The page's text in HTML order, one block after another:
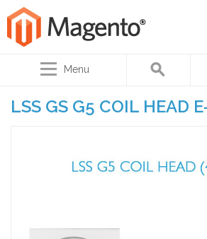
Menu
LSS GS G5 COIL HEAD